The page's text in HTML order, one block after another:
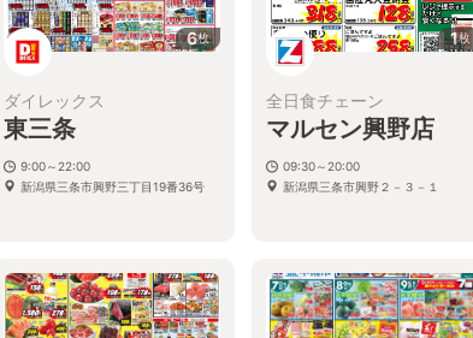
6枚
ダイレックス
東三条
9:00～22:00
新潟県三条市興野三丁目19番36号
1枚
全日食チェーン
マルセン興野店
09:30～20:00
新潟県三条市興野２－３－１